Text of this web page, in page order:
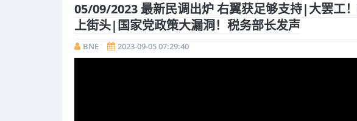
05/09/2023 最新民调出炉 右翼获足够支持|大罢工
上街头|国家党政策大漏洞！税务部长发声
BNE 2023-09-05 07:29:40